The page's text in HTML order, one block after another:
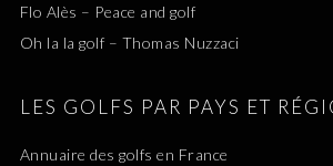
Flo Alès – Peace and golf
Oh la la golf – Thomas Nuzzaci
LES GOLFS PAR PAYS ET
Annuaire des golfs en France